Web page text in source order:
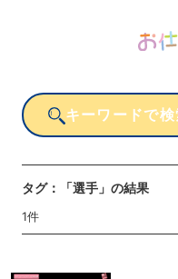
タグ： 「選手」 の結果
1件